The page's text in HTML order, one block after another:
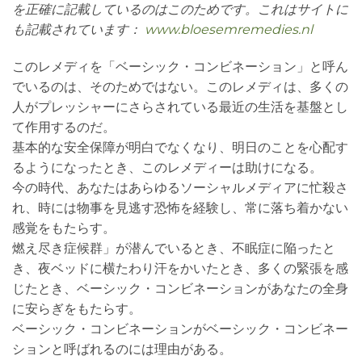
を正確に記載しているのはこのためです。これはサイトに
も記載されています： www.bloesemremedies.nl
このレメディを「ベーシック・コンビネーション」と呼ん
でいるのは、そのためではない。このレメディは、多くの
人がプレッシャーにさらされている最近の生活を基盤とし
て作用するのだ。
基本的な安全保障が明白でなくなり、明日のことを心配す
るようになったとき、このレメディーは助けになる。
今の時代、あなたはあらゆるソーシャルメディアに忙殺さ
れ、時には物事を見逃す恐怖を経験し、常に落ち着かない
感覚をもたらす。
燃え尽き症候群」が潜んでいるとき、不眠症に陥ったと
き、夜ベッドに横たわり汗をかいたとき、多くの緊張を感
じたとき、ベーシック・コンビネーションがあなたの全身
に安らぎをもたらす。
ベーシック・コンビネーションがベーシック・コンビネー
ションと呼ばれるのには理由がある。